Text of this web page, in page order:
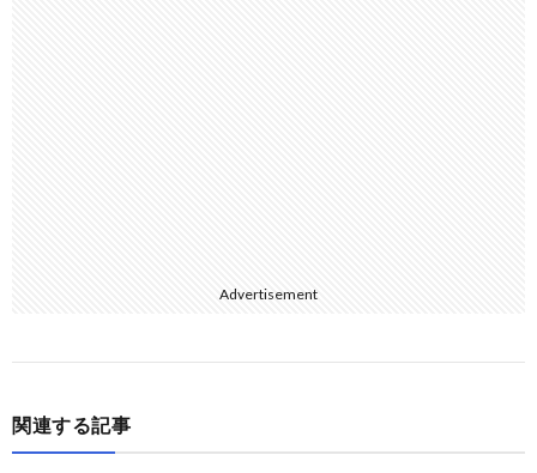
Advertisement
関連する記事